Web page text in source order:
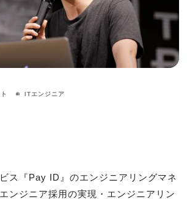
ITエンジニア
ス『Pay ID』のエンジニアリングマネ
ンジニア採用の実現・エンジニアリン